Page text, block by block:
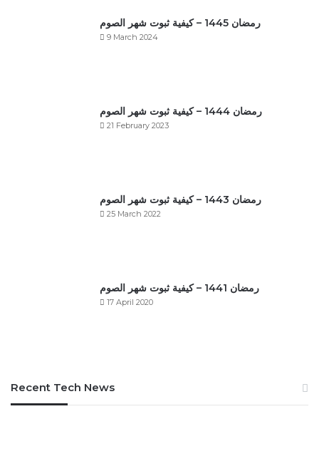
رمضان 1445 – كيفية ثبوت شهر الصوم
9 March 2024
رمضان 1444 – كيفية ثبوت شهر الصوم
21 February 2023
رمضان 1443 – كيفية ثبوت شهر الصوم
25 March 2022
رمضان 1441 – كيفية ثبوت شهر الصوم
17 April 2020
Recent Tech News